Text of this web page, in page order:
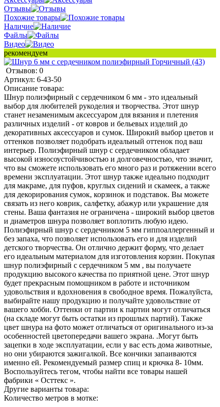
Отзывы
Похожие товары
Наличие
Файлы
Видео
рекомендуем
Отзывов: 0
Артикул: 6-43-50
Описание товара:
Шнур полиэфирный с сердечником 6 мм - это идеальный
выбор для любителей рукоделия и творчества. Этот шнур
станет незаменимым аксессуаром для вязания и плетения
различных изделий - от ковров и бельевых изделий до
декоративных аксессуаров и сумок. Широкий выбор цветов и
оттенков позволяет подобрать идеальный оттенок под ваш
интерьер. Полиэфирный шнур с сердечником обладает
высокой износоустойчивостью и долговечностью, что значит,
что вы сможете использовать его много раз и ротяжении всего
времени эксплуатации. Этот шнур также идеально подходит
для макраме, для пуфов, круглых сидений и скамеек, а также
для декорирования сумок, корзинок и подставок. Вы можете
связать из него коврик, салфетку, абажур или украшение для
стены. Ваша фантазия не ограничена - широкий выбор цветов
и диаметров шнура позволяет воплотить любую идею.
Полиэфирный шнур с сердечником 5 мм гиппоаллергенный и
без запаха, что позволяет использовать его и для изделий
детского творчества. Он отлично держит форму, что делает
его идеальным материалом для изготовления корзин. Покупая
шнур полиэфирный с сердечником 5 мм , вы получаете
продукцию высокого качества по приятной цене. Этот шнур
будет прекрасным помощником в работе и источником
удовольствия и вдохновения в свободное время. Пожалуйста,
выбирайте нашу продукцию и получайте удовольствие от
вашего хобби. Оттенки от партии к партии могут отличаться
(на складе могут быть остатки из прошлых партий). Также
цвет шнура на фото может отличаться от оригинального из-за
особенностей цветопередачи вашего экрана. .Могут быть
зацепки в ходе эксплуатации, если у вас есть дома животные,
но они убираются зажигалкой. Все кончики запаиваются
именно ей. Рекомендуемый размер спиц и крючка 8- 10мм.
Воспользуйтесь тегом, чтобы найти все товары нашей
фабрики « Осттекс ».
Другие варианты товара:
Количество метров в мотке: